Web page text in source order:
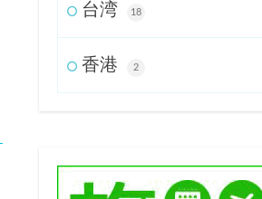
台湾 18
香港 2